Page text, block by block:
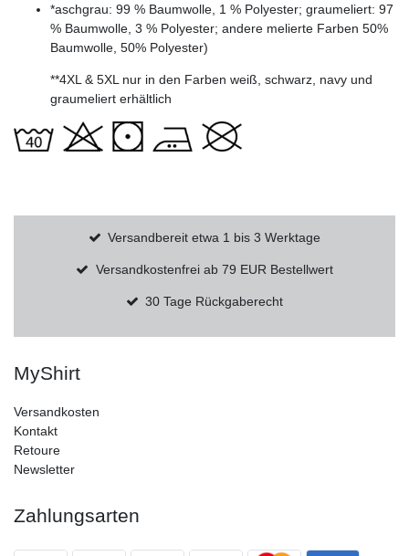
*aschgrau: 99 % Baumwolle, 1 % Polyester; graumeliert: 97
% Baumwolle, 3 % Polyester; andere melierte Farben 50%
Baumwolle, 50% Polyester)
**4XL & 5XL nur in den Farben weiß, schwarz, navy und
graumeliert erhältlich
Versandbereit etwa 1 bis 3 Werktage
Versandkostenfrei ab 79 EUR Bestellwert
30 Tage Rückgaberecht
MyShirt
Versandkosten
Kontakt
Retoure
Newsletter
Zahlungsarten